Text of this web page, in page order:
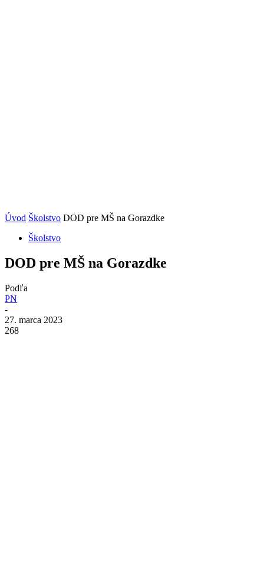
Úvod Školstvo DOD pre MŠ na Gorazdke
Školstvo
DOD pre MŠ na Gorazdke
Podľa
PN
-
27. marca 2023
268